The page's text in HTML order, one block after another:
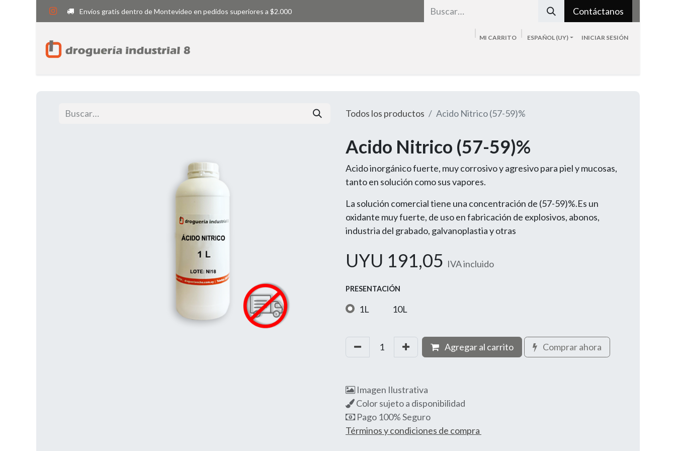
Envíos gratis dentro de Montevideo en pedidos superiores a $2.000 Contáctanos
MI CARRITO ESPAÑOL (UY) INICIAR SESIÓN
Todos los productos Acido Nitrico (57-59)%
Acido Nitrico (57-59)%
Acido inorgánico fuerte, muy corrosivo y agresivo para piel y mucosas,
tanto en solución como sus vapores.
La solución comercial tiene una concentración de (57-59)%.Es un
oxidante muy fuerte, de uso en fabricación de explosivos, abonos,
industria del grabado, galvanoplastia y otras
UYU 191,05 IVA incluido
PRESENTACIÓN
1L 10L
Agregar al carrito Comprar ahora
Imagen Ilustrativa
Color sujeto a disponibilidad
Pago 100% Seguro
Términos y condiciones de compra